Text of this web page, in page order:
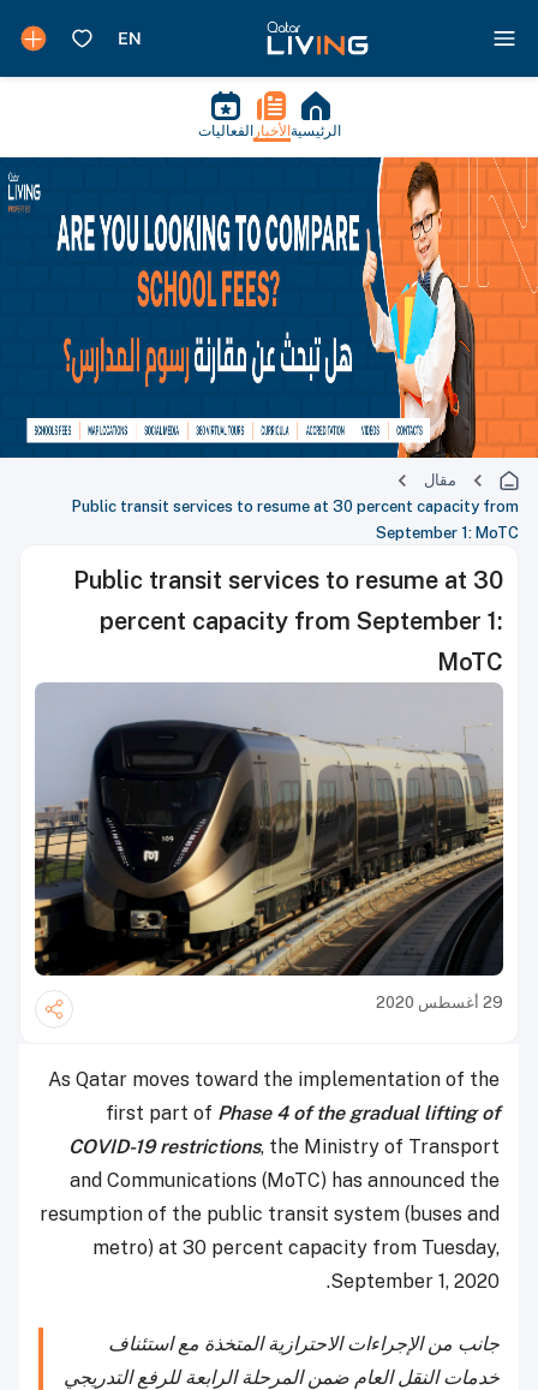
الرئيسية الأخبار الفعاليات
مقال
Public transit services to resume at 30 percent capacity from
September 1: MoTC
Public transit services to resume at 30
percent capacity from September 1:
MoTC
29 أغسطس 2020
As Qatar moves toward the implementation of the
first part of Phase 4 of the gradual lifting of
COVID-19 restrictions, the Ministry of Transport
and Communications (MoTC) has announced the
resumption of the public transit system (buses and
metro) at 30 percent capacity from Tuesday,
September 1, 2020.
جانب من الإجراءات الاحترازية المتخذة مع استئناف
خدمات النقل العام ضمن المرحلة الرابعة للرفع التدريجي